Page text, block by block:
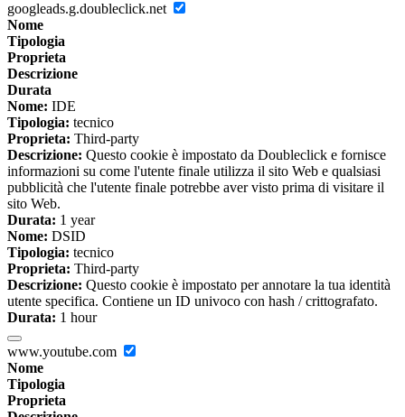
googleads.g.doubleclick.net
Nome
Tipologia
Proprieta
Descrizione
Durata
Nome: IDE
Tipologia: tecnico
Proprieta: Third-party
Descrizione: Questo cookie è impostato da Doubleclick e fornisce
informazioni su come l'utente finale utilizza il sito Web e qualsiasi
pubblicità che l'utente finale potrebbe aver visto prima di visitare il
sito Web.
Durata: 1 year
Nome: DSID
Tipologia: tecnico
Proprieta: Third-party
Descrizione: Questo cookie è impostato per annotare la tua identità
utente specifica. Contiene un ID univoco con hash / crittografato.
Durata: 1 hour
www.youtube.com
Nome
Tipologia
Proprieta